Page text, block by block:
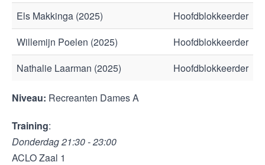
Els Makkinga (2025)
Hoofdblokkeerder
Willemijn Poelen (2025)
Hoofdblokkeerder
Nathalie Laarman (2025)
Hoofdblokkeerder
Niveau: Recreanten Dames A
Training:
Donderdag 21:30 - 23:00
ACLO Zaal 1